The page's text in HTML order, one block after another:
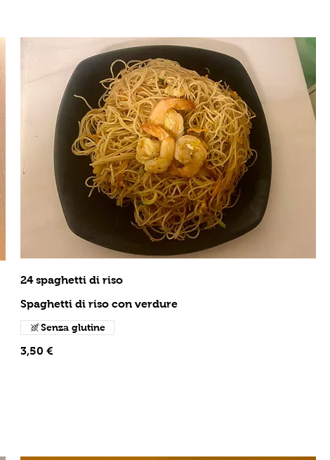
24 spaghetti di riso
Spaghetti di riso con verdure
3,50 €
Senza glutine